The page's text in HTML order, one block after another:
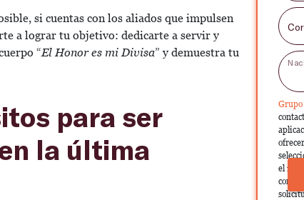
si cuentas con los aliados que impulsen
a lograr tu objetivo: dedicarte a servir y
“El Honor es mi Divisa” y demuestra tu
para ser
la última
el